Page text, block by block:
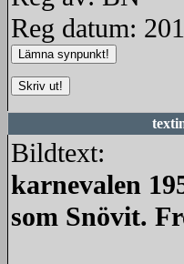
Reg datum:
Bildtext:
karnevalen
som Snövit.